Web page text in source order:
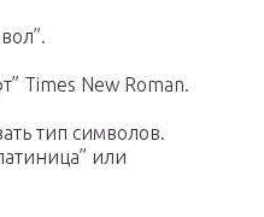
Times New Roman.
тип символов.
или